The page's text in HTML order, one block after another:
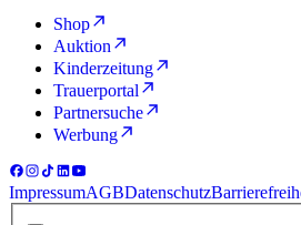
Shop
Auktion
Kinderzeitung
Trauerportal
Partnersuche
Werbung
ImpressumAGBDatenschutz